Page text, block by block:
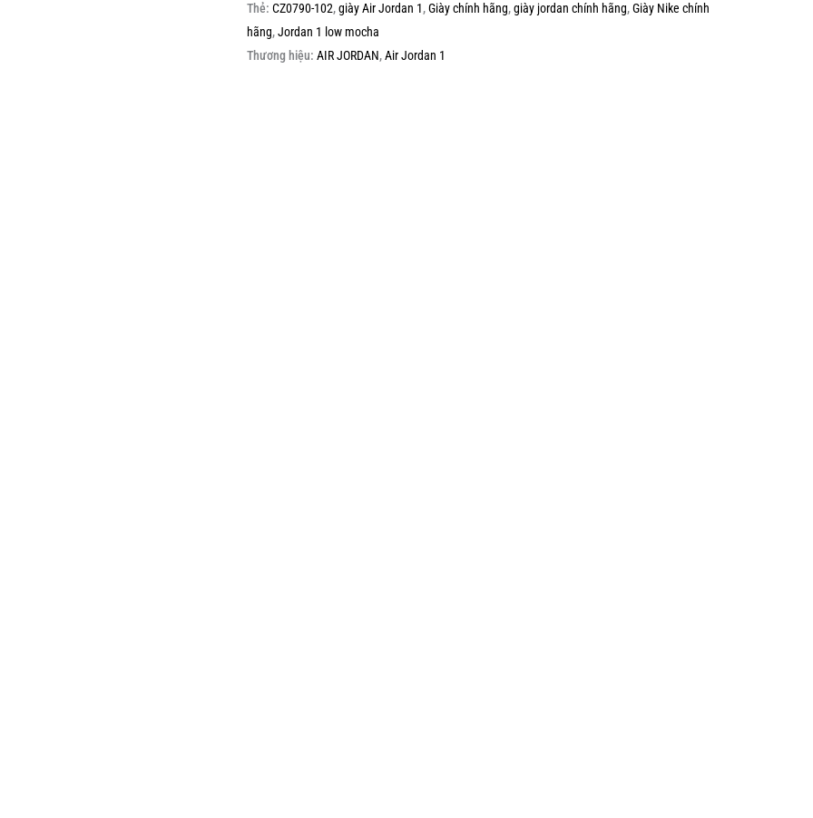
Thẻ: CZ0790-102,giày Air Jordan 1,Giày chính hãng,giày jordan chính hãng,Giày Nike chính
hãng,Jordan 1 low mocha
Thương hiệu: AIR JORDAN,Air Jordan 1